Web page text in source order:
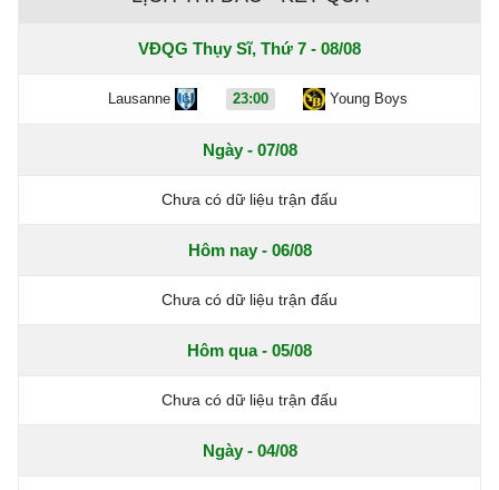
VĐQG Thụy Sĩ, Thứ 7 - 08/08
Lausanne 23:00 Young Boys
Ngày - 07/08
Chưa có dữ liệu trận đấu
Hôm nay - 06/08
Chưa có dữ liệu trận đấu
Hôm qua - 05/08
Chưa có dữ liệu trận đấu
Ngày - 04/08